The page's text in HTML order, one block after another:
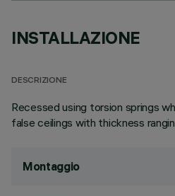
INSTALLAZIONE
DESCRIZIONE
Recessed using torsion springs
false ceilings with thickness
Montaggio